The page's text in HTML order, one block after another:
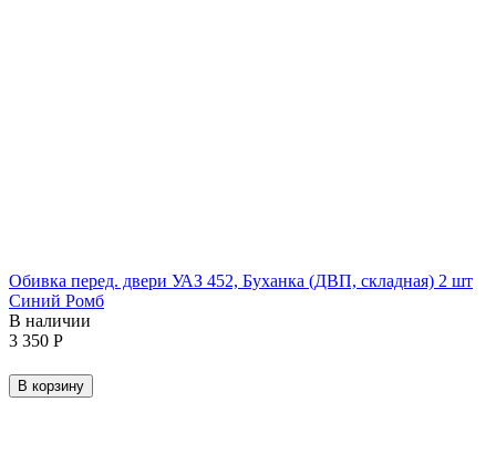
Обивка перед. двери УАЗ 452, Буханка (ДВП, складная) 2 шт
Синий Ромб
В наличии
3 350 Р
В корзину